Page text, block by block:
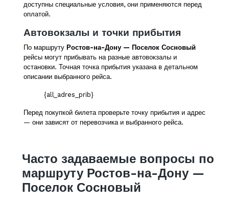
доступны специальные условия, они применяются перед
оплатой.
Автовокзалы и точки прибытия
По маршруту Ростов-на-Дону — Поселок Сосновый
рейсы могут прибывать на разные автовокзалы и
остановки. Точная точка прибытия указана в детальном
описании выбранного рейса.
{all_adres_prib}
Перед покупкой билета проверьте точку прибытия и адрес
— они зависят от перевозчика и выбранного рейса.
Часто задаваемые вопросы по
маршруту Ростов-на-Дону —
Поселок Сосновый